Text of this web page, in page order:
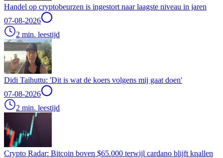
Handel op cryptobeurzen is ingestort naar laagste niveau in jaren
07-08-2026
2 min. leestijd
Didi Taihuttu: 'Dit is wat de koers volgens mij gaat doen'
07-08-2026
2 min. leestijd
Crypto Radar: Bitcoin boven $65.000 terwijl cardano blijft knallen